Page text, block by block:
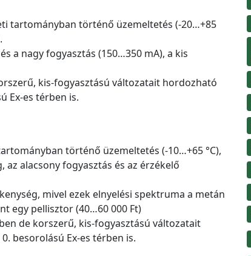
tartományban történő üzemeltetés (-20…+85
a nagy fogyasztás (150…350 mA), a kis
kis-fogyasztású változatait hordozható
Ex-es térben is.
történő üzemeltetés (-10…+65 °C),
alacsony fogyasztás és az érzékelő
mivel ezek elnyelési spektruma a metán
egy pellisztor (40…60 000 Ft)
de korszerű, kis-fogyasztású változatait
besorolású Ex-es térben is.